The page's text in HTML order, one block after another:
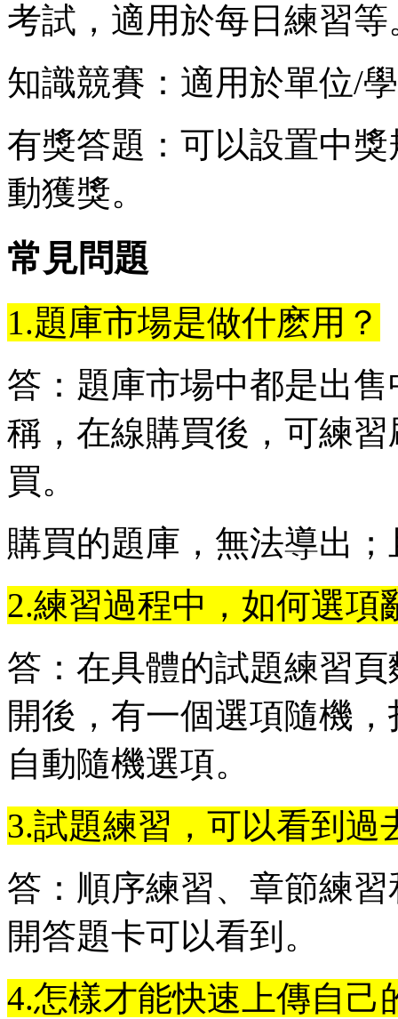
考試，適用於每日練習等
知識競賽：適用於單位/
有獎答題：可以設置中
動獲獎。
常見問題
1.題庫市場是做什麽用？
答：題庫市場中都是出
稱，在線購買後，可練
買。
購買的題庫，無法導出
2.練習過程中，如何選項
答：在具體的試題練習
開後，有一個選項隨機
自動隨機選項。
3.試題練習，可以看到過
答：順序練習、章節練
開答題卡可以看到。
4.怎樣才能快速上傳自己